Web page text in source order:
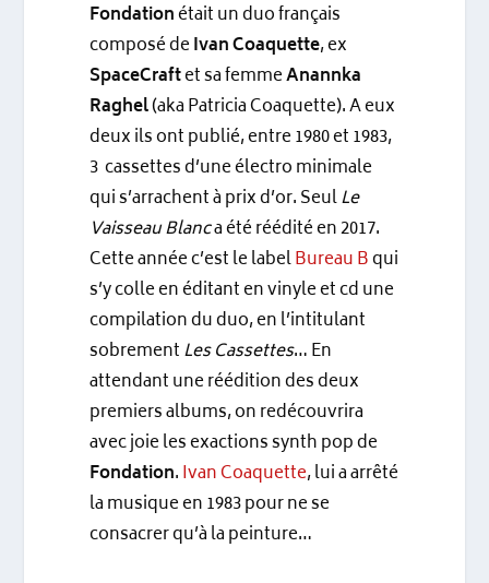
Fondationétait un duo français
composé deIvan Coaquette, ex
SpaceCraftet sa femmeAnannka
Raghel(aka Patricia Coaquette). A eux
deux ils ont publié, entre 1980 et 1983,
3 cassettes d’une électro minimale
qui s’arrachent à prix d’or. SeulLe
Vaisseau Blanca été réédité en 2017.
Cette année c’est le labelBureau Bqui
s’y colle en éditant en vinyle et cd une
compilation du duo, en l’intitulant
sobrementLes Cassettes… En
attendant une réédition des deux
premiers albums, on redécouvrira
avec joie les exactions synth pop de
Fondation.Ivan Coaquette, lui a arrêté
la musique en 1983 pour ne se
consacrer qu’à la peinture…